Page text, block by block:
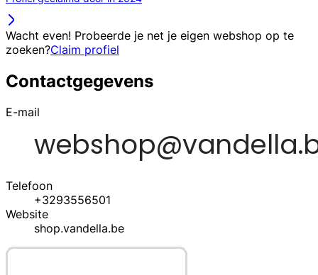
Wacht even! Probeerde je net je eigen webshop op te
zoeken?Claim profiel
Contactgegevens
E-mail
Telefoon
+3293556501
Website
shop.vandella.be